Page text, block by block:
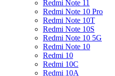
Redmi Note 11
Redmi Note 10 Pro
Redmi Note 10T
Redmi Note 10S
Redmi Note 10 5G
Redmi Note 10
Redmi 10
Redmi 10C
Redmi 10A